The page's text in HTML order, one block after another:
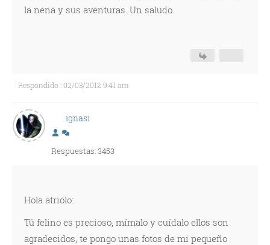
la nena y sus aventuras. Un saludo.
Respondido : 02/03/2012 9:41 am
ignasi
Respuestas: 3453
Hola atriolo:
Tú felino es precioso, mímalo y cuídalo ellos son
agradecidos, te pongo unas fotos de mi pequeño